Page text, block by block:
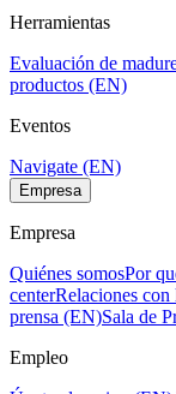
Herramientas
Evaluación de
productos (EN)
Eventos
Navigate (EN)
Empresa
Empresa
Quiénes somosPor
centerRelaciones
prensa (EN)Sala de
Empleo